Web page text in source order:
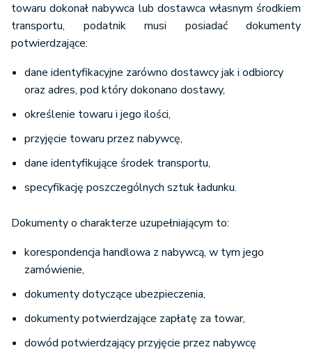
towaru dokonał nabywca lub dostawca własnym środkiem
transportu, podatnik musi posiadać dokumenty
potwierdzające:
dane identyfikacyjne zarówno dostawcy jak i odbiorcy
oraz adres, pod który dokonano dostawy,
określenie towaru i jego ilości,
przyjęcie towaru przez nabywcę,
dane identyfikujące środek transportu,
specyfikację poszczególnych sztuk ładunku.
Dokumenty o charakterze uzupełniającym to:
korespondencja handlowa z nabywcą, w tym jego
zamówienie,
dokumenty dotyczące ubezpieczenia,
dokumenty potwierdzające zapłatę za towar,
dowód potwierdzający przyjęcie przez nabywcę